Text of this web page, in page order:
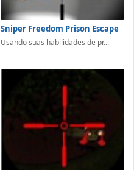
Sniper Freedom Prison Escape
Usando suas habilidades de pr...